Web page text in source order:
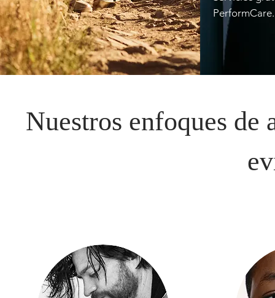
PerformCare.
Nuestros enfoques de